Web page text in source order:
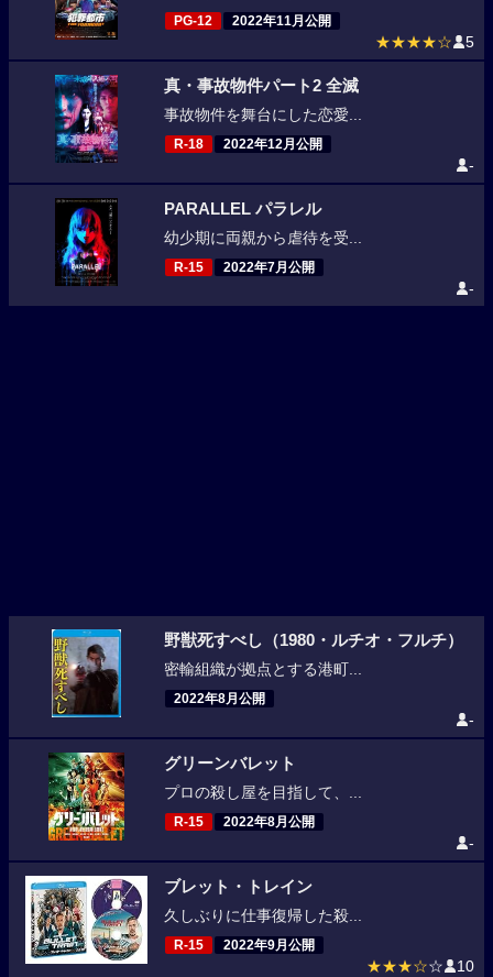
PG-12 2022年11月公開
★★★★☆ 5
真・事故物件パート2 全滅
事故物件を舞台にした恋愛...
R-18 2022年12月公開
-
PARALLEL パラレル
幼少期に両親から虐待を受...
R-15 2022年7月公開
-
野獣死すべし（1980・ルチオ・フルチ）
密輸組織が拠点とする港町...
2022年8月公開
-
グリーンバレット
プロの殺し屋を目指して、...
R-15 2022年8月公開
-
ブレット・トレイン
久しぶりに仕事復帰した殺...
R-15 2022年9月公開
★★★☆☆ 10